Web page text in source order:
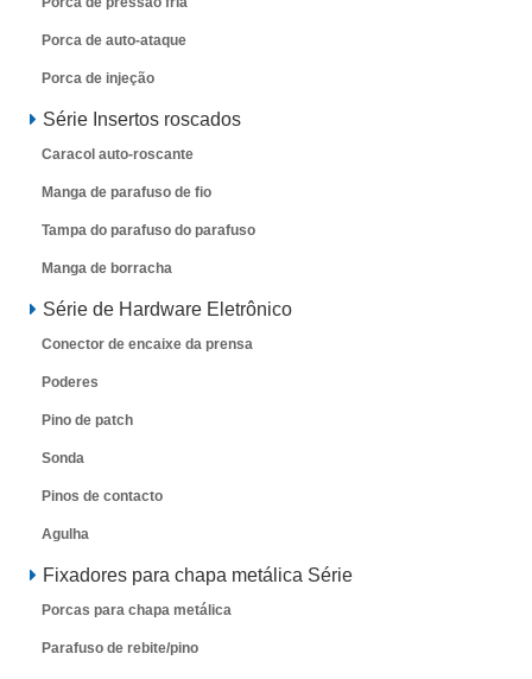
Porca de auto-ataque
Porca de injeção
Série Insertos roscados
Caracol auto-roscante
Manga de parafuso de fio
Tampa do parafuso do parafuso
Manga de borracha
Série de Hardware Eletrônico
Conector de encaixe da prensa
Poderes
Pino de patch
Sonda
Pinos de contacto
Agulha
Fixadores para chapa metálica Série
Porcas para chapa metálica
Parafuso de rebite/pino